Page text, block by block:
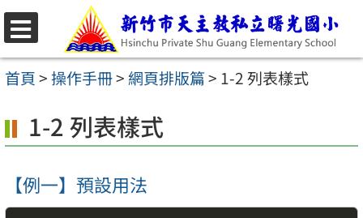
跳
至
主
內
容
選
單
首頁>操作手冊> 網頁排版篇> 1-2 列表樣式
1-2 列表樣式
【例一】預設用法